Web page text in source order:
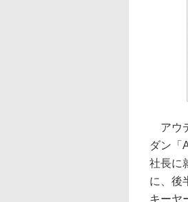
アウ
ダン「
社長に
に、後
キーヤ